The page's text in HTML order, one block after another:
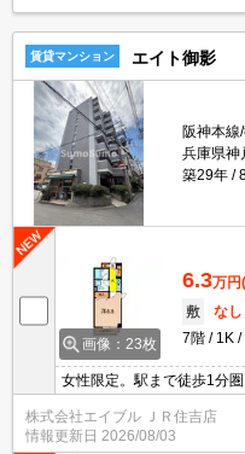
賃貸マンション エイト御影
阪神本線
兵庫県神
築29年
画像：23枚
6.3万円
敷
なし
7階
1K
女性限定。駅まで徒歩1分
ーシャンビュー。オートロ
仲介手数料家賃の0.55ヵ月
株式会社エイブル ＪＲ住吉店
情報更新日 2026/08/03